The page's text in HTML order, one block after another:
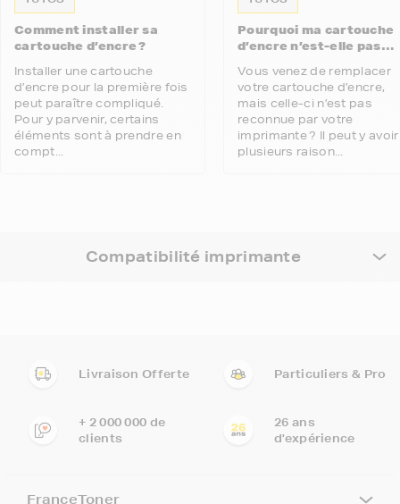
Comment installer sa
cartouche d’encre ?
Installer une cartouche
d’encre pour la première fois
peut paraître compliqué.
Pour y parvenir, certains
éléments sont à prendre en
compt...
Pourquoi ma cartouche
d’encre n’est-elle pas
imprimante ?
Vous venez de remplacer
votre cartouche d’encre,
mais celle-ci n’est pas
reconnue par votre
imprimante ? Il peut y avoir
plusieurs raison...
Compatibilité imprimante
Livraison Offerte Particuliers & Pro
+ 2 000 000 de
clients
26 ans
d'expérience
FranceToner